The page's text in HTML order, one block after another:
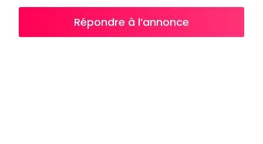
Répondre à l’annonce